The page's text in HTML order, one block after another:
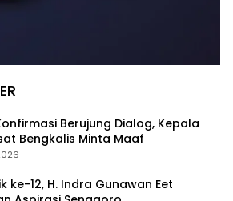
Berujung Dialog, Kepala
Bengkalis Minta Maaf
ke-12, H. Indra Gunawan Eet